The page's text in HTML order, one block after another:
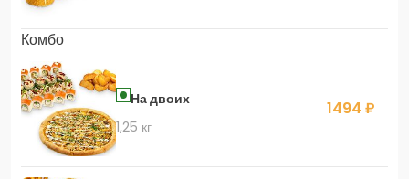
Комбо
На двоих
1,25 кг
1494 ₽